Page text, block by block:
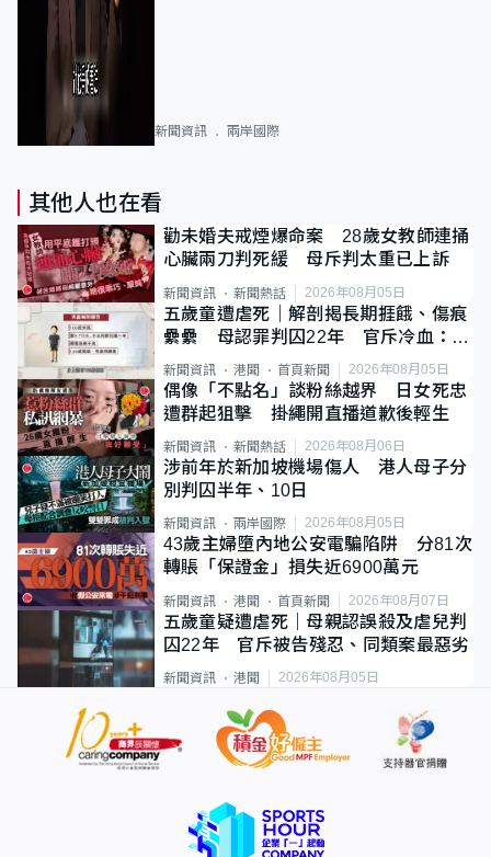
新聞資訊 兩岸國際
其他人也在看
勸未婚夫戒煙爆命案 28歲女教師連捅
心臟兩刀判死緩 母斥判太重已上訴
新聞資訊 新聞熱話 2026年08月05日
五歲童遭虐死｜解剖揭長期捱餓、傷痕
纍纍 母認罪判囚22年 官斥冷血：同
類案最惡劣
新聞資訊 港聞 首頁新聞 2026年08月05日
偶像「不點名」談粉絲越界 日女死忠
遭群起狙擊 掛繩開直播道歉後輕生
新聞資訊 新聞熱話 2026年08月06日
涉前年於新加坡機場傷人 港人母子分
別判囚半年、10日
新聞資訊 兩岸國際 2026年08月05日
43歲主婦墮內地公安電騙陷阱 分81次
轉賬「保證金」損失近6900萬元
新聞資訊 港聞 首頁新聞 2026年08月07日
五歲童疑遭虐死｜母親認誤殺及虐兒判
囚22年 官斥被告殘忍、同類案最惡劣
新聞資訊 港聞 2026年08月05日